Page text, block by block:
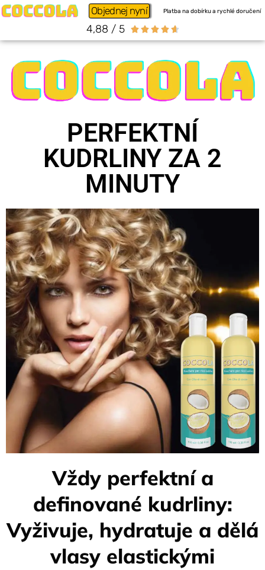
Objednej nyní Platba na dobírku a rychlé doručení
4,88 / 5     
PERFEKTNÍ
KUDRLINY ZA 2
MINUTY
Vždy perfektní a
definované kudrliny:
Vyživuje, hydratuje a dělá
vlasy elastickými